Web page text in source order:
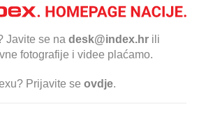
Javite se na desk@index.hr ili
fotografije i videe plaćamo.
Prijavite se ovdje.